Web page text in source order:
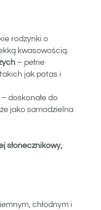
rodzynki o
kwasowością.
– pełne
jak potas i
– doskonałe do
jako samodzielna
słonecznikowy,
chłodnym i